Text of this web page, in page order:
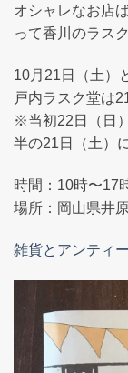
オシャレなお店
って香川のラス
10月21日（土）
戸内ラスク堂は
※当初22日（日
半の21日（土）
時間：10時〜17
場所：岡山県井
雑貨とアンティ